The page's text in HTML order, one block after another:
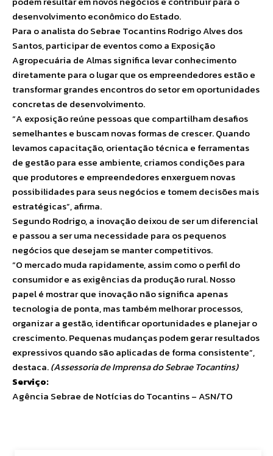
desenvolvimento econômico do Estado.
Para o analista do Sebrae Tocantins Rodrigo Alves dos
Santos, participar de eventos como a Exposição
Agropecuária de Almas significa levar conhecimento
diretamente para o lugar que os empreendedores estão e
transformar grandes encontros do setor em oportunidades
concretas de desenvolvimento.
“A exposição reúne pessoas que compartilham desafios
semelhantes e buscam novas formas de crescer. Quando
levamos capacitação, orientação técnica e ferramentas
de gestão para esse ambiente, criamos condições para
que produtores e empreendedores enxerguem novas
possibilidades para seus negócios e tomem decisões mais
estratégicas”, afirma.
Segundo Rodrigo, a inovação deixou de ser um diferencial
e passou a ser uma necessidade para os pequenos
negócios que desejam se manter competitivos.
“O mercado muda rapidamente, assim como o perfil do
consumidor e as exigências da produção rural. Nosso
papel é mostrar que inovação não significa apenas
tecnologia de ponta, mas também melhorar processos,
organizar a gestão, identificar oportunidades e planejar o
crescimento. Pequenas mudanças podem gerar resultados
expressivos quando são aplicadas de forma consistente”,
destaca.(Assessoria de Imprensa do Sebrae Tocantins)
Serviço:
Agência Sebrae de Notícias do Tocantins – ASN/TO